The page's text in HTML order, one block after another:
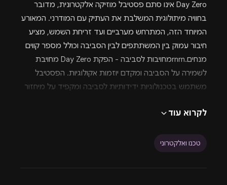
Day Zero אינו סתם פסטיבל מוזיקה אלקטרונית, מדובר
בחוויה מיתולוגית המשלבת את העתיק עם המודרני. המאורע
המיוחד הזה, המתרחש מערביים ועד זריחת השמש, מציע
חיבור עמוק בין המשתתפים לבין הסביבה וכולל מספר קווים
מנחים.rnrnמחויבות לסביבה - הפקת Day Zero מחויבת
לשמירה על הסביבה ומקדם יוזמות אקולוגיות. הפסטיבל
משתמש בטכנולוגיות ידידותיות לסביבה ומקפיד על מיחזור
האימרסיבית, בשילוב עם מוזיקה אלקטרונית ברמה עולמית,
לקרוא עוד
טכנו ואלקטרוני